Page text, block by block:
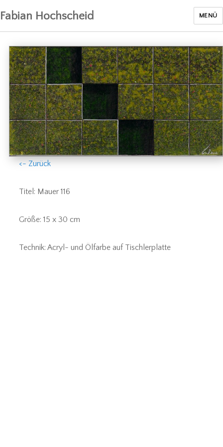
Fabian Hochscheid MENÜ
<- Zurück
Titel: Mauer 116
Größe: 15 x 30 cm
Technik: Acryl- und Ölfarbe auf Tischlerplatte